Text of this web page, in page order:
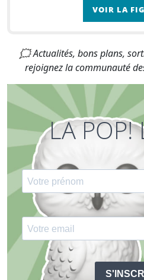
VOIR LA
🗯 Actualités, bons plans,
rejoignez la communauté
LA POP!